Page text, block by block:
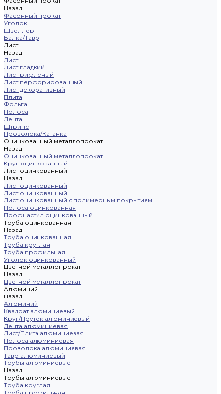
Назад
Фасонный прокат
Уголок
Швеллер
Балка/Тавр
Лист
Назад
Лист
Лист гладкий
Лист рифленый
Лист перфорированный
Лист декоративный
Плита
Фольга
Полоса
Лента
Штрипс
Проволока/Катанка
Оцинкованный металлопрокат
Назад
Оцинкованный металлопрокат
Круг оцинкованный
Лист оцинкованный
Назад
Лист оцинкованный
Лист оцинкованный
Лист оцинкованный с полимерным покрытием
Полоса оцинкованная
Профнастил оцинкованный
Труба оцинкованная
Назад
Труба оцинкованная
Труба круглая
Труба профильная
Уголок оцинкованный
Цветной металлопрокат
Назад
Цветной металлопрокат
Алюминий
Назад
Алюминий
Квадрат алюминиевый
Круг/Пруток алюминиевый
Лента алюминиевая
Лист/Плита алюминиевая
Полоса алюминиевая
Проволока алюминиевая
Тавр алюминиевый
Трубы алюминиевые
Назад
Трубы алюминиевые
Труба круглая
Труба профильная